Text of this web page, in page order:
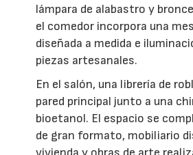
lámpara de alabastro y
el comedor incorpora una
diseñada a medida e
piezas artesanales.
En el salón, una librería de
pared principal junto a una
bioetanol. El espacio se
de gran formato, mobiliario